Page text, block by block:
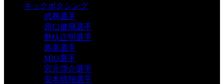
キックボクシング
武尊選手
原口健飛選手
野杁正明選手
壽美選手
MIO選手
宮元啓介選手
安本晴翔選手